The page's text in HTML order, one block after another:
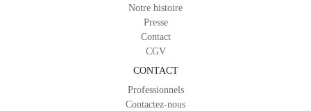
Notre histoire
Presse
Contact
CGV
CONTACT
Professionnels
Contactez-nous